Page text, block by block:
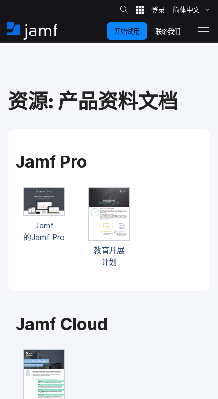
​
至
​
容
站
​内
​搜
索
简体​中文
首
​
拨
动
开始试用 联络我们
资源​: 产品​资料​文档
Jamf Pro
Jamf
的Jamf Pro
教育​开展​
计划
Jamf Cloud